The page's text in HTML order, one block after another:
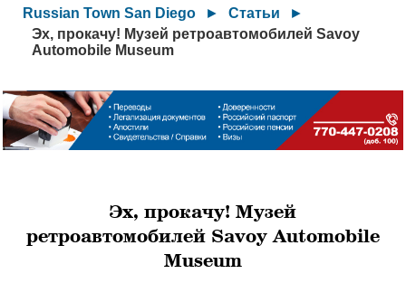
Russian Town San Diego ► Статьи
►
Эх, прокачу! Музей ретроавтомобилей Savoy
Automobile Museum
Эх, прокачу! Музей
ретроавтомобилей Savoy Automobile
Museum